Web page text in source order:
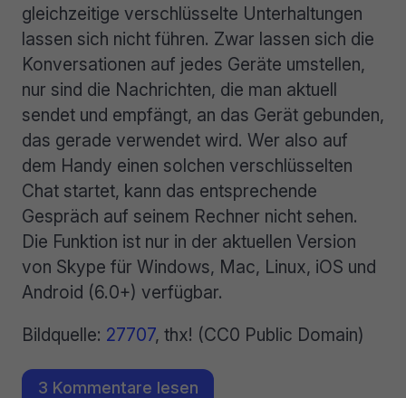
gleichzeitige verschlüsselte Unterhaltungen
lassen sich nicht führen. Zwar lassen sich die
Konversationen auf jedes Geräte umstellen,
nur sind die Nachrichten, die man aktuell
sendet und empfängt, an das Gerät gebunden,
das gerade verwendet wird. Wer also auf
dem Handy einen solchen verschlüsselten
Chat startet, kann das entsprechende
Gespräch auf seinem Rechner nicht sehen.
Die Funktion ist nur in der aktuellen Version
von Skype für Windows, Mac, Linux, iOS und
Android (6.0+) verfügbar.
Bildquelle: 27707, thx! (CC0 Public Domain)
3 Kommentare lesen